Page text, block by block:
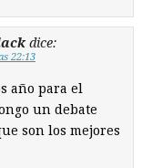
dice:
22:13
año para el
un debate
son los mejores